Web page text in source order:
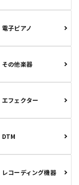
電子ピアノ
その他楽器
エフェクター
DTM
レコーディング機器